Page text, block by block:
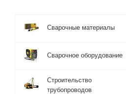
Сварочные материалы
Сварочное оборудование
Строительство
трубопроводов